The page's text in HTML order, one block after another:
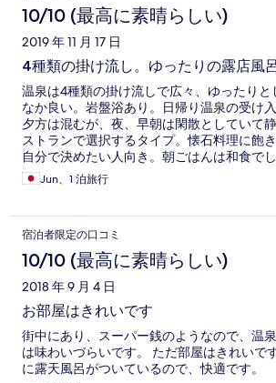
10/10 (最高に素晴らしい)
2019 年 11 月 17 日
4種類の掛け流し。ゆったりの露店風
温泉は4種類の掛け流しで広々、ゆったり
なか良い。岩盤浴あり。日帰り温泉の受け
夕方は混むが、夜、早朝は閑散としていて
ストランで選択するタイプ。懐石料理に飽
自分で決めたい人向き。朝ごはんは和食で
い。部屋は清潔で静か。露店風呂付き(だが
大きくはないがＢＳ可。無料wifi装備。
Jun、1 泊旅行
宿泊者限定の口コミ
10/10 (最高に素晴らしい)
2018 年 9 月 4 日
お部屋はきれいです
街中にあり、スーパー銭のようなので、温
は味わいづらいです。 ただ部屋はきれいで
に露天風呂がついているので、快適です。